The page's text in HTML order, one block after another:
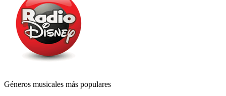
Géneros musicales más populares